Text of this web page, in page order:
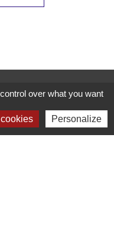
over what you want
Personalize